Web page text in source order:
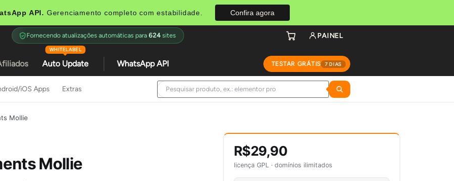
API. Gerenciamento completo com estabilidade. Confira agora
Auto Update
WHITELABEL
WhatsApp API TESTAR GRÁTIS 7 DIAS
Fornecendo atualizações automáticas para 624 sites PAINEL
iOS Apps Extras
Mollie
Mollie
R$29,90
licença GPL · domínios ilimitados